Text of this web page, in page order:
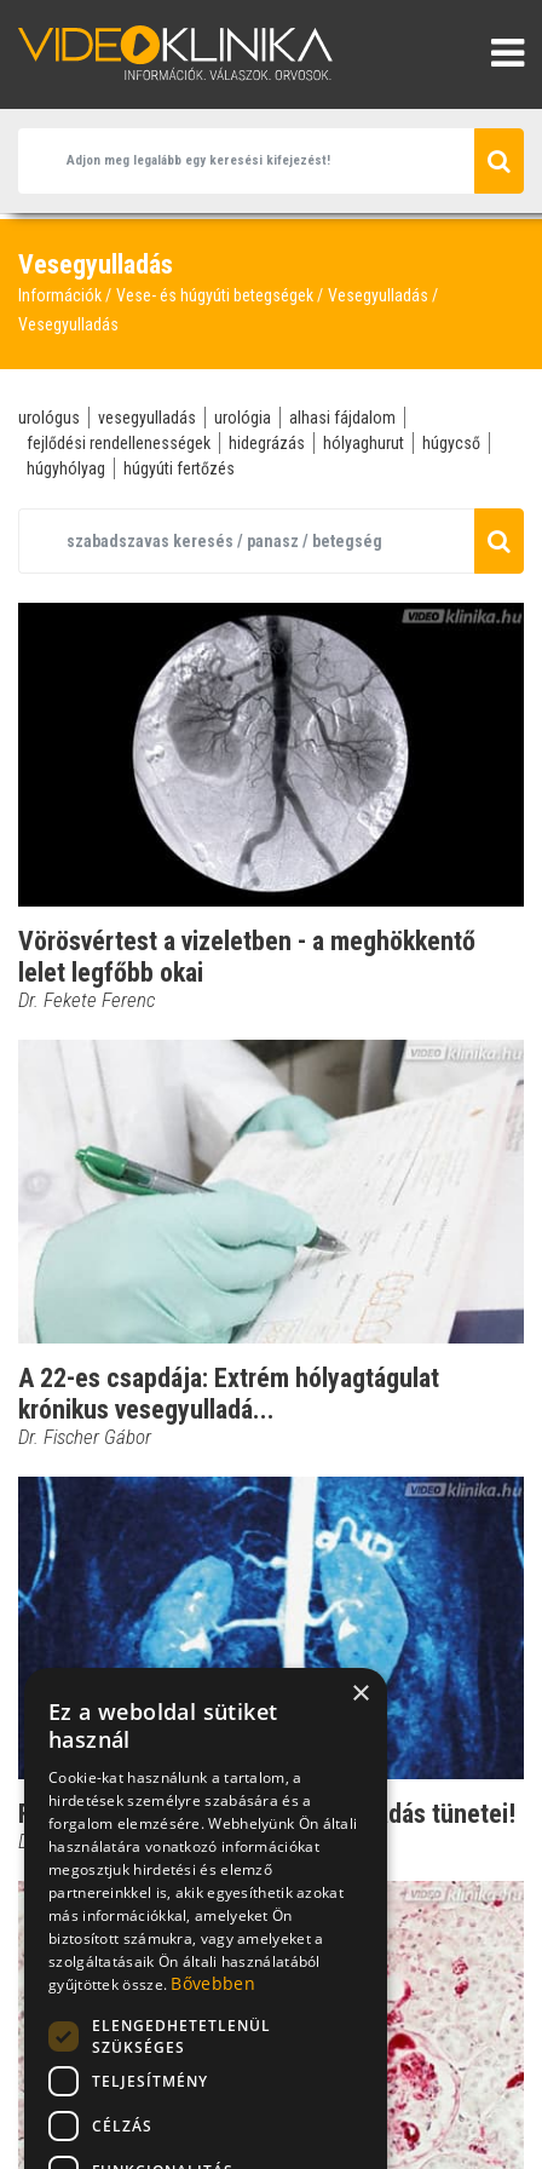
Vesegyulladás
Információk Vese- és húgyúti betegségek
Vesegyulladás
Vesegyulladás
urológus vesegyulladás urológia
alhasi fájdalom
fejlődési rendellenességek
hidegrázás hólyaghurut
húgycső
húgyhólyag
húgyúti fertőzés
Vörösvértest a vizeletben - a meghökkentő
lelet legfőbb okai
Dr. Fekete Ferenc
A 22-es csapdája: Extrém hólyagtágulat
krónikus vesegyulladá...
Dr. Fischer Gábor
Figyelem: Ezek a súlyos vesegyulladás tünetei!
Dr. Fischer Gábor
×
Ez a weboldal sütiket
használ
Cookie-kat használunk a tartalom, a
hirdetések személyre szabására és a
forgalom elemzésére. Webhelyünk Ön általi
használatára vonatkozó információkat
megosztjuk hirdetési és elemző
partnereinkkel is, akik egyesíthetik azokat
más információkkal, amelyeket Ön
biztosított számukra, vagy amelyeket a
szolgáltatásaik Ön általi használatából
gyűjtöttek össze. Bővebben
ELENGEDHETETLENÜL
SZÜKSÉGES
TELJESÍTMÉNY
CÉLZÁS